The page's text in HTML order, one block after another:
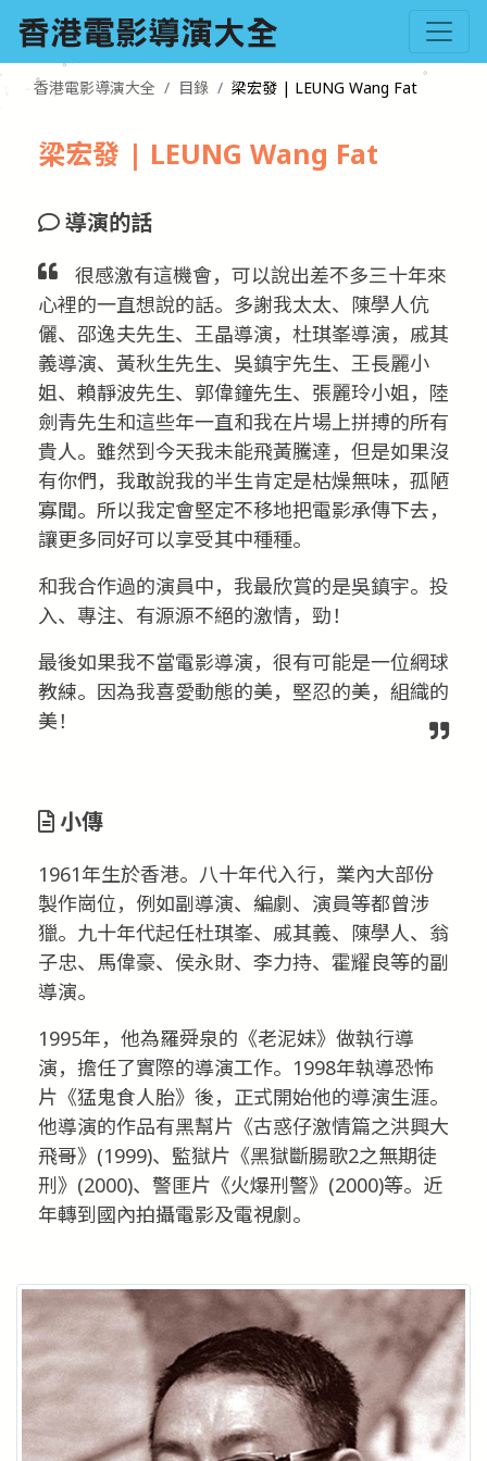
香港電影導演大全 目錄 梁宏發 | LEUNG Wang Fat
梁宏發 | LEUNG Wang Fat
導演的話
很感激有這機會，可以說出差不多三十年來
心裡的一直想說的話。多謝我太太、陳學人伉
儷、邵逸夫先生、王晶導演，杜琪峯導演，戚其
義導演、黃秋生先生、吳鎮宇先生、王長麗小
姐、賴靜波先生、郭偉鐘先生、張麗玲小姐，陸
劍青先生和這些年一直和我在片場上拼搏的所有
貴人。雖然到今天我未能飛黃騰達，但是如果沒
有你們，我敢說我的半生肯定是枯燥無味，孤陋
寡聞。所以我定會堅定不移地把電影承傳下去，
讓更多同好可以享受其中種種。
和我合作過的演員中，我最欣賞的是吳鎮宇。投
入、專注、有源源不絕的激情，勁！
最後如果我不當電影導演，很有可能是一位網球
教練。因為我喜愛動態的美，堅忍的美，組織的
美！
小傳
1961年生於香港。八十年代入行，業內大部份
製作崗位，例如副導演、編劇、演員等都曾涉
獵。九十年代起任杜琪峯、戚其義、陳學人、翁
子忠、馬偉豪、侯永財、李力持、霍耀良等的副
導演。
1995年，他為羅舜泉的《老泥妹》做執行導
演，擔任了實際的導演工作。1998年執導恐怖
片《猛鬼食人胎》後，正式開始他的導演生涯。
他導演的作品有黑幫片《古惑仔激情篇之洪興大
飛哥》(1999)、監獄片《黑獄斷腸歌2之無期徒
刑》(2000)、警匪片《火爆刑警》(2000)等。近
年轉到國內拍攝電影及電視劇。